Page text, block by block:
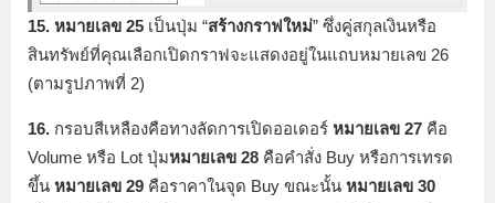
15. หมายเลข 25 เป็นปุ่ม “สร้างกราฟใหม่” ซึ่งคู่สกุลเงินหรือ
สินทรัพย์ที่คุณเลือกเปิดกราฟจะแสดงอยู่ในแถบหมายเลข 26
(ตามรูปภาพที่ 2)
16. กรอบสีเหลืองคือทางลัดการเปิดออเดอร์ หมายเลข 27 คือ
Volume หรือ Lot ปุ่มหมายเลข 28 คือคำสั่ง Buy หรือการเทรด
ขึ้น หมายเลข 29 คือราคาในจุด Buy ขณะนั้น หมายเลข 30